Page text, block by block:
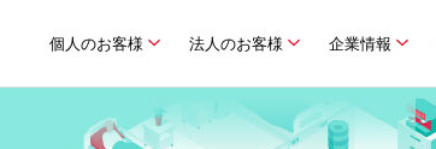
個人のお客様 法人のお客様 企業情報